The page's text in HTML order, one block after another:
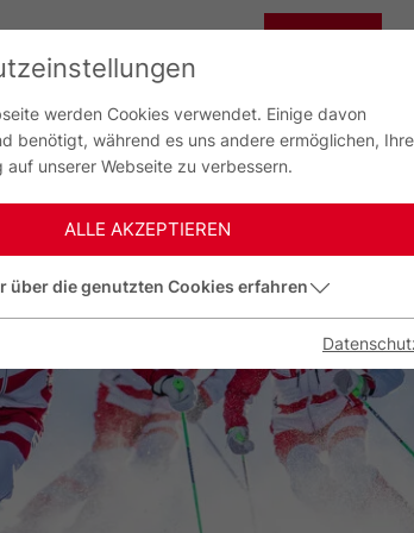
werden Cookies verwendet. Einige davon
benötigt, während es uns andere ermöglichen, Ihre
unserer Webseite zu verbessern.
ALLE AKZEPTIEREN
über die genutzten Cookies erfahren